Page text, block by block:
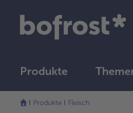
Produkte
Produkte
Fleisch